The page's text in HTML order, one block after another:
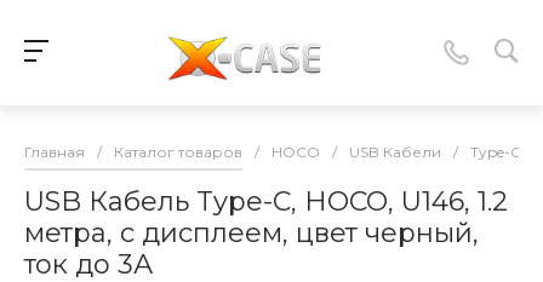
Главная / Каталог товаров / HOCO / USB Кабели / Type-C
USB Кабель Type-C, HOCO, U146, 1.2
метра, с дисплеем, цвет черный,
ток до 3А